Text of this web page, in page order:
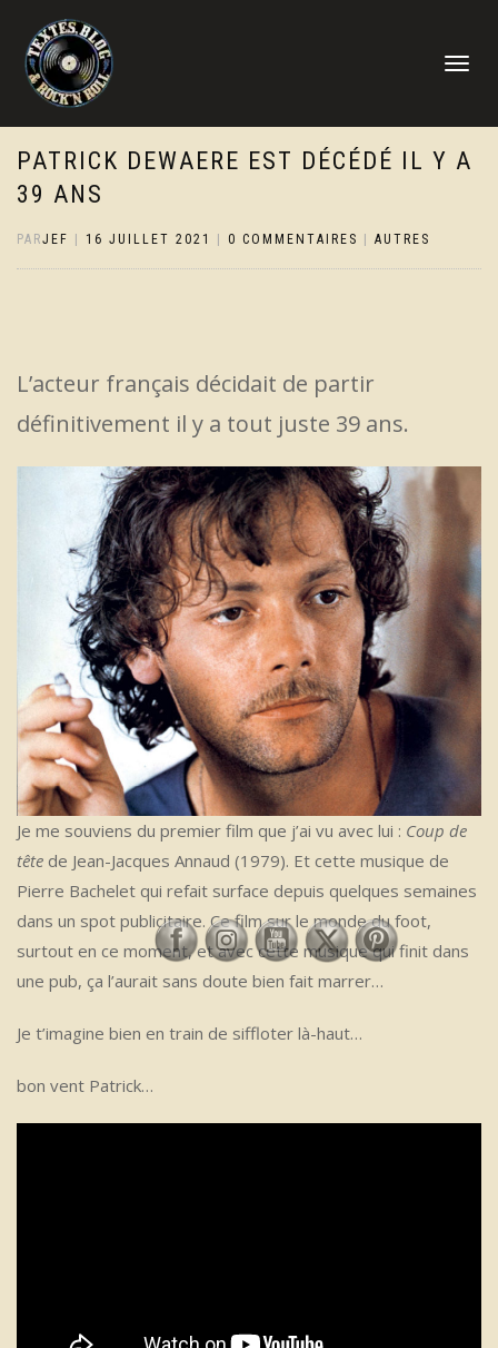
DÉPLIER
PATRICK DEWAERE EST DÉCÉDÉ IL Y A
39 ANS
PARJEF 16 JUILLET 2021 0 COMMENTAIRES AUTRES
L’acteur français décidait de partir
définitivement il y a tout juste 39 ans.
Je me souviens du premier film que j’ai vu avec lui : Coup de
tête de Jean-Jacques Annaud (1979). Et cette musique de
Pierre Bachelet qui refait surface depuis quelques semaines
dans un spot publicitaire. Ce film sur le monde du foot,
surtout en ce moment, et avec cette musique qui finit dans
une pub, ça l’aurait sans doute bien fait marrer…
Je t’imagine bien en train de siffloter là-haut…
bon vent Patrick…